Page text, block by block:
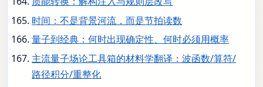
时间：不是背景河流，而是节拍读数
量子到经典：何时出现确定性、何时必须用概率
主流量子场论工具箱的材料学翻译：波函数/算符/
路径积分/重整化